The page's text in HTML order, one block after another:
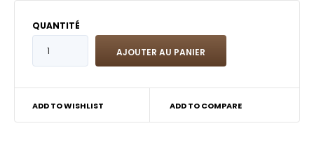
QUANTITÉ
ADD TO WISHLIST ADD TO COMPARE